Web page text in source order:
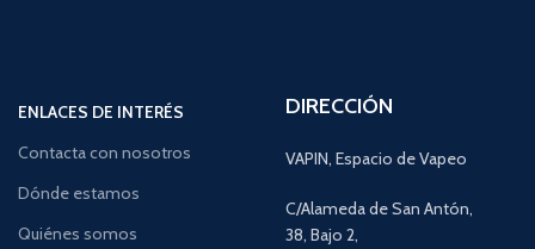
ENLACES DE INTERÉS
Contacta con nosotros
Dónde estamos
Quiénes somos
DIRECCIÓN
VAPIN, Espacio de Vapeo
C/Alameda de San Antón,
38, Bajo 2,